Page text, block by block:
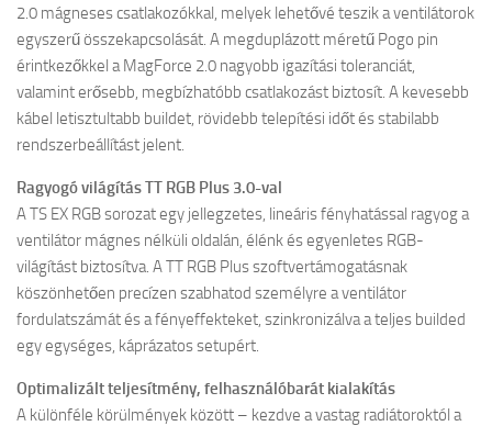
2.0 mágneses csatlakozókkal, melyek lehetővé teszik a ventilátorok
egyszerű összekapcsolását. A megduplázott méretű Pogo pin
érintkezőkkel a MagForce 2.0 nagyobb igazítási toleranciát,
valamint erősebb, megbízhatóbb csatlakozást biztosít. A kevesebb
kábel letisztultabb buildet, rövidebb telepítési időt és stabilabb
rendszerbeállítást jelent.
Ragyogó világítás TT RGB Plus 3.0-val
A TS EX RGB sorozat egy jellegzetes, lineáris fényhatással ragyog a
ventilátor mágnes nélküli oldalán, élénk és egyenletes RGB-
világítást biztosítva. A TT RGB Plus szoftvertámogatásnak
köszönhetően precízen szabhatod személyre a ventilátor
fordulatszámát és a fényeffekteket, szinkronizálva a teljes builded
egy egységes, káprázatos setupért.
Optimalizált teljesítmény, felhasználóbarát kialakítás
A különféle körülmények között – kezdve a vastag radiátoroktól a